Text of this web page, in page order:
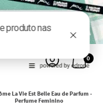
0
La Vie Est Belle Eau de Parfum -
Perfume Feminino